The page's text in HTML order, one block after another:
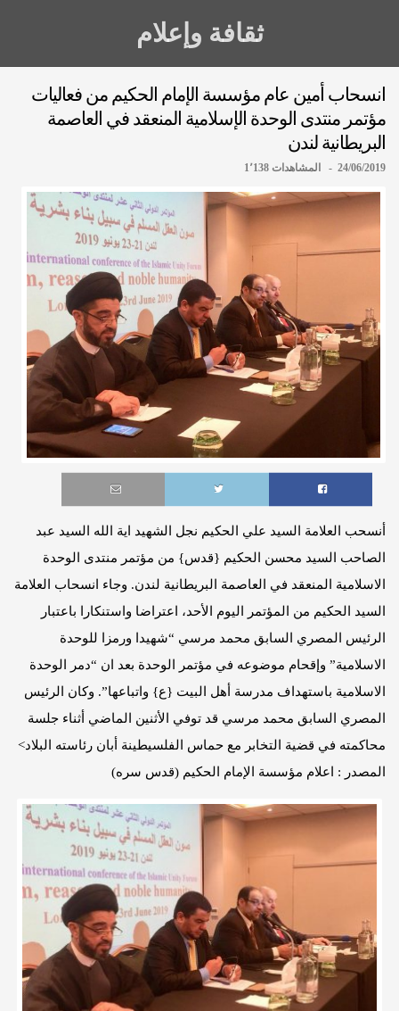
ثقافة وإعلام
انسحاب أمين عام مؤسسة الإمام الحكيم من فعاليات
مؤتمر منتدى الوحدة الإسلامية المنعقد في العاصمة
البريطانية لندن
24/06/2019 - المشاهدات 1٬138
أنسحب العلامة السيد علي الحكيم نجل الشهيد اية الله السيد عبد
الصاحب السيد محسن الحكيم {قدس} من مؤتمر منتدى الوحدة
الاسلامية المنعقد في العاصمة البريطانية لندن. وجاء انسحاب العلامة
السيد الحكيم من المؤتمر اليوم الأحد، اعتراضا واستنكارا باعتبار
الرئيس المصري السابق محمد مرسي “شهيدا ورمزا للوحدة
الاسلامية” وإقحام موضوعه في مؤتمر الوحدة بعد ان “دمر الوحدة
الاسلامية باستهداف مدرسة أهل البيت {ع} واتباعها”. وكان الرئيس
المصري السابق محمد مرسي قد توفي الأثنين الماضي أثناء جلسة
محاكمته في قضية التخابر مع حماس الفلسيطينة أبان رئاسته البلاد>
المصدر : اعلام مؤسسة الإمام الحكيم (قدس سره)